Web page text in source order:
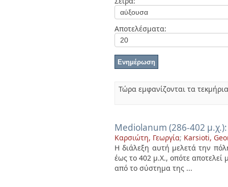
Αποτελέσματα:
Τώρα εμφανίζονται τα
Mediolanum (286-402 μ.χ.):
Καρσιώτη, Γεωργία; Karsioti,
Η διάλεξη αυτή μελετά την
έως το 402 μ.Χ., οπότε αποτελεί
από το σύστημα της ...